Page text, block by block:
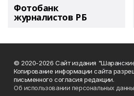
Фотобанк
журналистов РБ
© 2020-2026 Сайт издания
Копирование информации сайта
письменного согласия редакции.
Об использовании персональных